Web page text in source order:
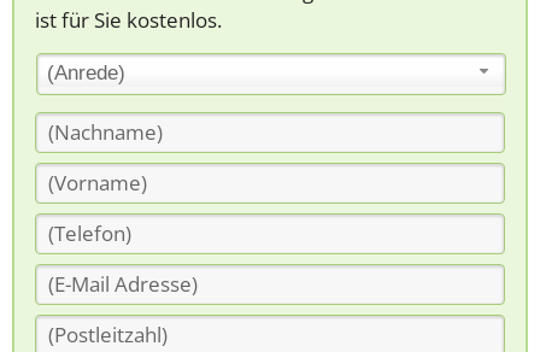
ist für Sie kostenlos.
(Anrede)